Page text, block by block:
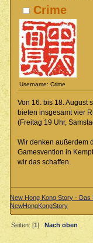
Crime
Username: Crime
Von 16. bis 18. August
bieten insgesamt vier
(Freitag 19 Uhr,
Wir denken außerdem
Gamesvention in
wir das schaffen.
New Hong Kong Story - Das
NewHongKongStory
Seiten: [1]
Nach oben